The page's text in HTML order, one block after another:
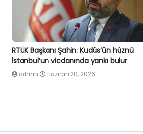
RTÜK Başkanı Şahin: Kudüs’ün hüznü
İstanbul’un vicdanında yankı bulur
admin Haziran 20, 2026